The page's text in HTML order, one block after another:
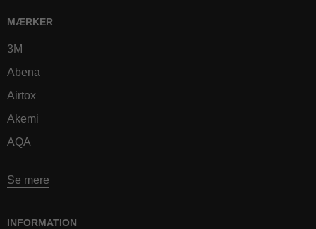
MÆRKER
3M
Abena
Airtox
Akemi
AQA
Se mere
INFORMATION